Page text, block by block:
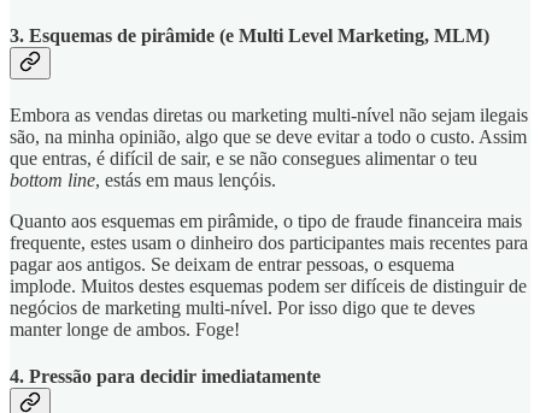
3. Esquemas de pirâmide (e Multi Level Marketing, MLM)
Embora as vendas diretas ou marketing multi-nível não sejam ilegais
são, na minha opinião, algo que se deve evitar a todo o custo. Assim
que entras, é difícil de sair, e se não consegues alimentar o teu
bottom line, estás em maus lençóis.
Quanto aos esquemas em pirâmide, o tipo de fraude financeira mais
frequente, estes usam o dinheiro dos participantes mais recentes para
pagar aos antigos. Se deixam de entrar pessoas, o esquema
implode. Muitos destes esquemas podem ser difíceis de distinguir de
negócios de marketing multi-nível. Por isso digo que te deves
manter longe de ambos. Foge!
4. Pressão para decidir imediatamente